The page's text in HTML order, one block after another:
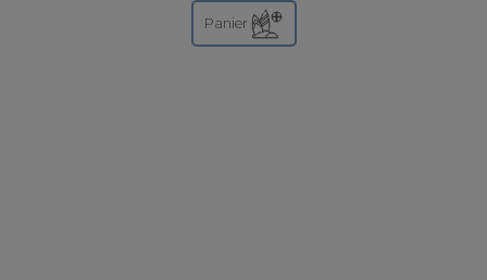
Prone...
Panier